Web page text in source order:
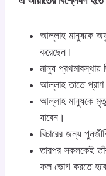
আল্লাহ মানুষকে
করেছেন।
মানুষ প্রথমাবস্থায়
আল্লাহ তাতে প্রাণ
আল্লাহ মানুষকে
যাবেন।
বিচারের জন্য
তারপর সকলকেই
ফল ভোগ করতে